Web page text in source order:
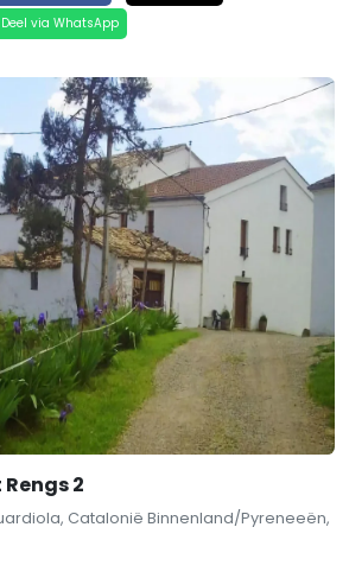
Deel via WhatsApp
2
Catalonië Binnenland/Pyreneeën,